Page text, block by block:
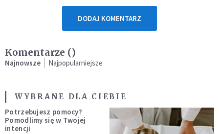
DODAJ KOMENTARZ
Komentarze ()
Najnowsze Najpopularniejsze
WYBRANE DLA CIEBIE
Potrzebujesz pomocy?
Pomodlimy się w Twojej
intencji